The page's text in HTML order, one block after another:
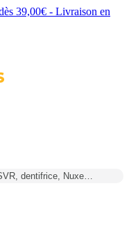
39,00€ - Livraison en
dentifrice, Nuxe…